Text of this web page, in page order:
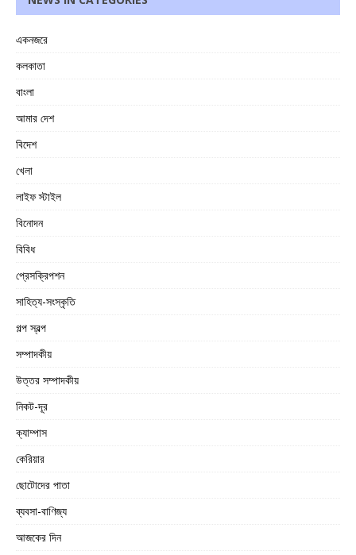
একনজরে
কলকাতা
বাংলা
আমার দেশ
বিদেশ
খেলা
লাইফ স্টাইল
বিনোদন
বিবিধ
প্রেসক্রিপশন
সাহিত্য-সংস্কৃতি
গল্প স্বল্প
সম্পাদকীয়
উত্তর সম্পাদকীয়
নিকট-দূর
ক্যাম্পাস
কেরিয়ার
ছোটোদের পাতা
ব্যবসা-বাণিজ্য
আজকের দিন